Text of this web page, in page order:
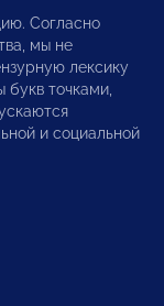
Согласно
мы не
лексику
точками,
и социальной